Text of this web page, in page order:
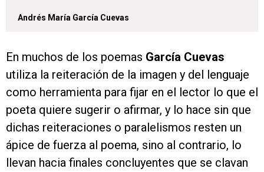
Andrés María García Cuevas
En muchos de los poemas García Cuevas
utiliza la reiteración de la imagen y del lenguaje
como herramienta para fijar en el lector lo que el
poeta quiere sugerir o afirmar, y lo hace sin que
dichas reiteraciones o paralelismos resten un
ápice de fuerza al poema, sino al contrario, lo
llevan hacia finales concluyentes que se clavan